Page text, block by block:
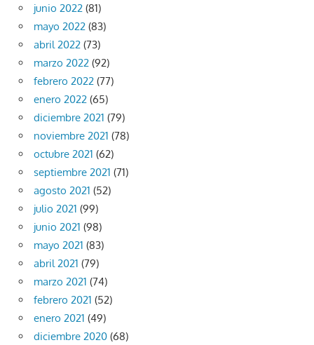
junio 2022 (81)
mayo 2022 (83)
abril 2022 (73)
marzo 2022 (92)
febrero 2022 (77)
enero 2022 (65)
diciembre 2021 (79)
noviembre 2021 (78)
octubre 2021 (62)
septiembre 2021 (71)
agosto 2021 (52)
julio 2021 (99)
junio 2021 (98)
mayo 2021 (83)
abril 2021 (79)
marzo 2021 (74)
febrero 2021 (52)
enero 2021 (49)
diciembre 2020 (68)